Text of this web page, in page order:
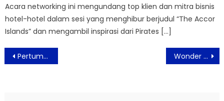
Acara networking ini mengundang top klien dan mitra bisnis
hotel-hotel dalam sesi yang menghibur berjudul “The Accor
Islands” dan mengambil inspirasi dari Pirates […]
Post
navigation
Pertumbuhan Premi Astra Life Optimis Terus Meningkat Hingga Akhir Tahun Wonder Food Indonesia, Selamatkan Bahan Pangan Berlebih Untuk Berbagi